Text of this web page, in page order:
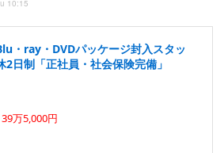
10:15
・ray・DVDパッケージ封入スタッ
日制「正社員・社会保険完備」
万5,000円